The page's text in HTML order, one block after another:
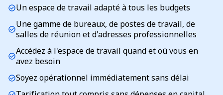
check_circleUn espace de travail adapté à tous les budgets
check_circleUne gamme de bureaux, de postes de travail, de
salles de réunion et d'adresses professionnelles
check_circleAccédez à l'espace de travail quand et où vous en
avez besoin
check_circleSoyez opérationnel immédiatement sans délai